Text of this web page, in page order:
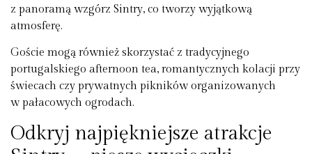
z panoramą wzgórz Sintry, co tworzy wyjątkową
atmosferę.
Goście mogą również skorzystać z tradycyjnego
portugalskiego afternoon tea, romantycznych kolacji przy
świecach czy prywatnych pikników organizowanych
w pałacowych ogrodach.
Odkryj najpiękniejsze atrakcje